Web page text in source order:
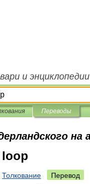
и
Переводы
на
loop
Толкование Перевод